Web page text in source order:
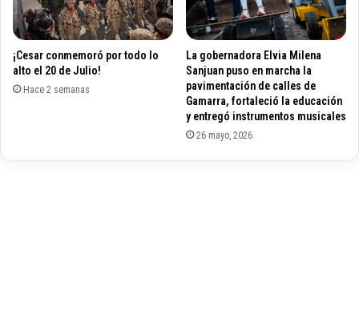
o
n
e
s
e
a
e
z
d
e
o
¡Cesar conmemoró por todo lo
alto el 20 de Julio!
Hace 2 semanas
La gobernadora Elvia Milena
Sanjuan puso en marcha la
pavimentación de calles de
Gamarra, fortaleció la educación
y entregó instrumentos musicales
26 mayo, 2026